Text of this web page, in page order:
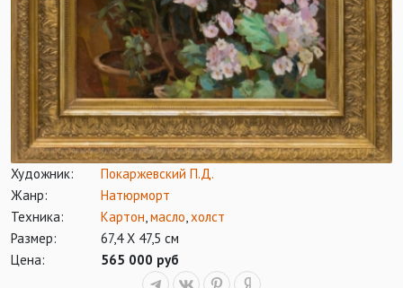
Художник:
Покаржевский П.Д.
Жанр:
Натюрморт
Техника:
Картон масло холст
Размер:
67,4 Х 47,5 см
Цена:
565 000 руб